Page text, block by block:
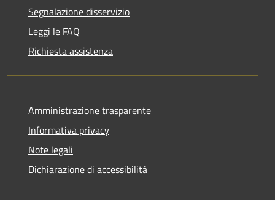
Segnalazione disservizio
Leggi le FAQ
Richiesta assistenza
Amministrazione trasparente
Informativa privacy
Note legali
Dichiarazione di accessibilità